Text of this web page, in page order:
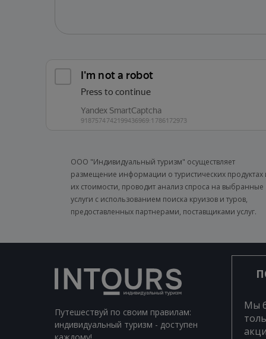
ООО "Индивидуальный туризм" осуществляет
размещение информации о туристических продуктах
их стоимости, проводит анализ спроса на выбранные
услуги с использованием поиска круизов и туров,
предоставленных партнерами, поставщиками услуг.
Путешествуй по своим правилам:
индивидуальный туризм - доступен
Мы